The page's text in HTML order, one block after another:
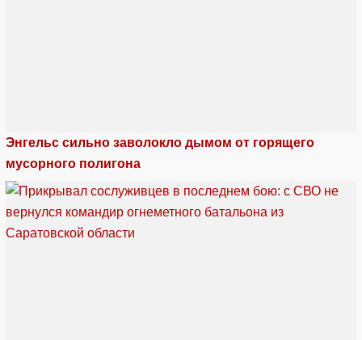
Энгельс сильно заволокло дымом от горящего
мусорного полигона